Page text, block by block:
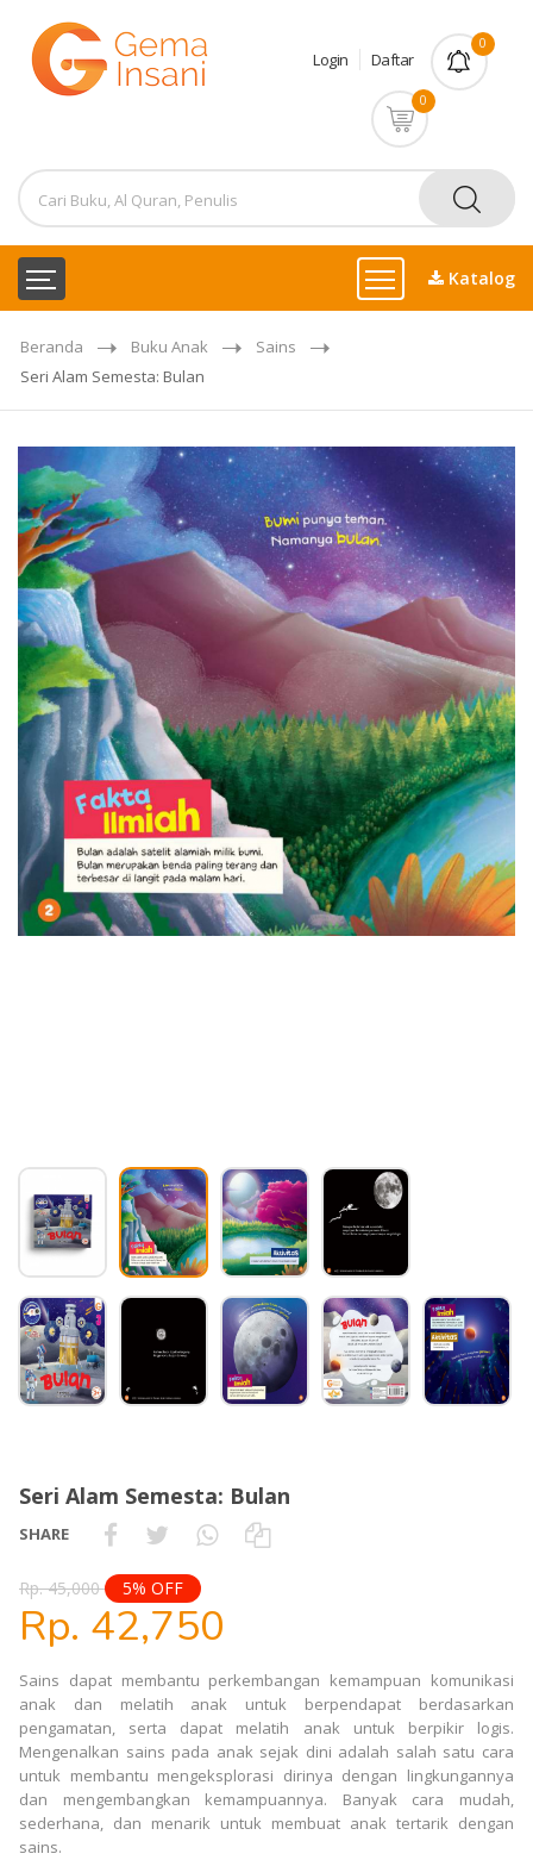
Login Daftar
0
0
Katalog
Beranda Buku Anak
Sains
Seri Alam Semesta: Bulan
Seri Alam Semesta: Bulan
SHARE
Rp. 45,000 5% OFF
Rp. 42,750
Sains dapat membantu perkembangan kemampuan komunikasi
anak dan melatih anak untuk berpendapat berdasarkan
pengamatan, serta dapat melatih anak untuk berpikir logis.
Mengenalkan sains pada anak sejak dini adalah salah satu cara
untuk membantu mengeksplorasi dirinya dengan lingkungannya
dan mengembangkan kemampuannya. Banyak cara mudah,
sederhana, dan menarik untuk membuat anak tertarik dengan
sains.